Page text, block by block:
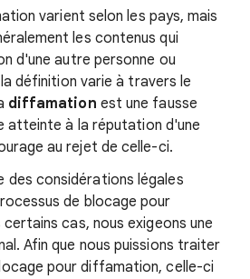
varient selon les pays, mais
les contenus qui
d'une autre personne ou
définition varie à travers le
diffamation est une fausse
atteinte à la réputation d'une
au rejet de celle-ci.
des considérations légales
de blocage pour
cas, nous exigeons une
Afin que nous puissions traiter
pour diffamation, celle-ci